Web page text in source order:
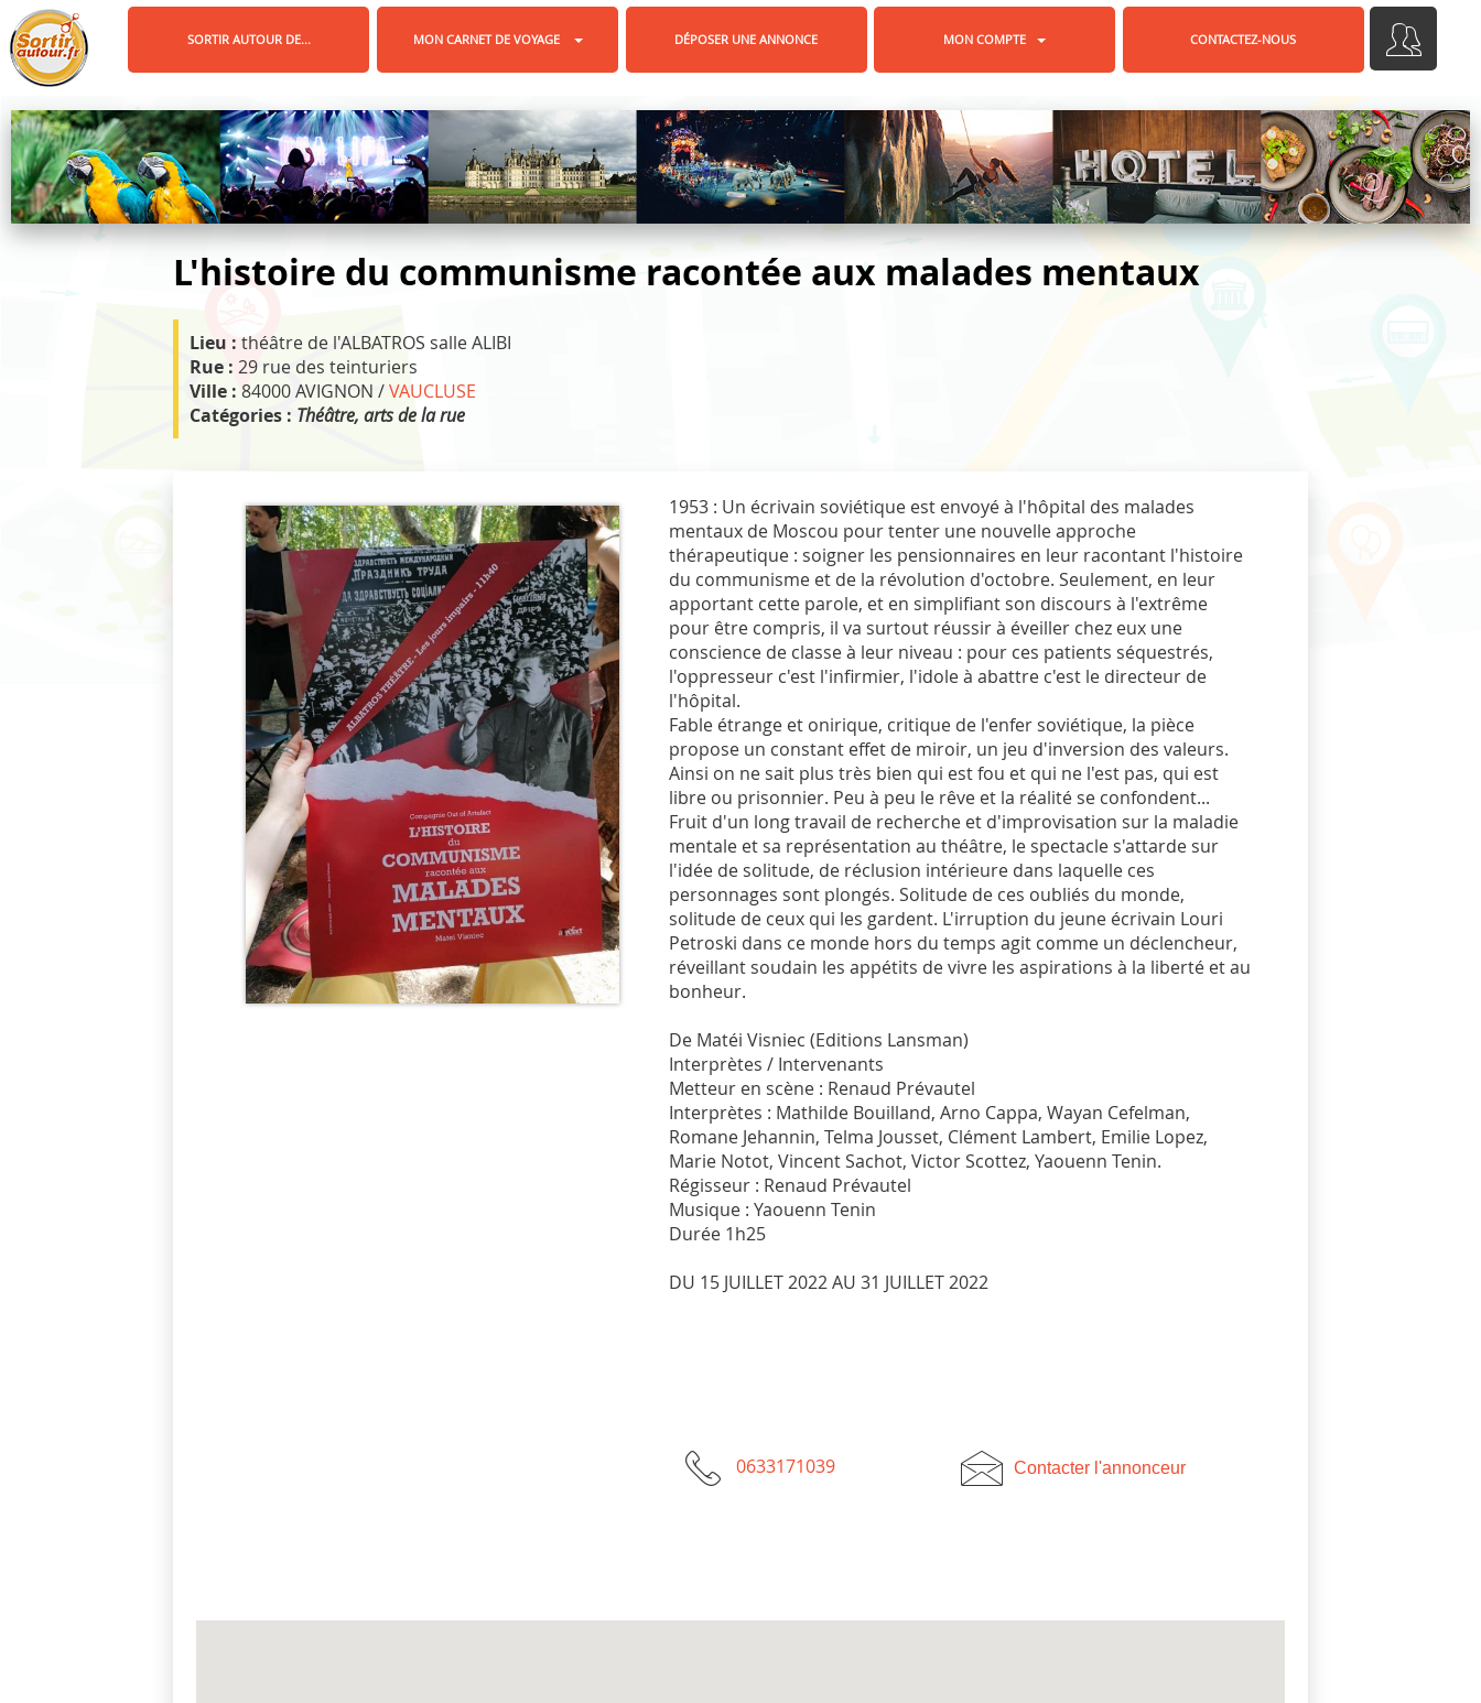
SORTIR AUTOUR DE... MON CARNET DE VOYAGE DÉPOSER UNE ANNONCE MON COMPTE CONTACTEZ-NOUS
L'histoire du communisme racontée aux malades mentaux
Lieu :théâtre de l'ALBATROS salle ALIBI
Rue :29 rue des teinturiers
Ville :84000 AVIGNON /VAUCLUSE
Catégories : Théâtre, arts de la rue
1953 : Un écrivain soviétique est envoyé à l'hôpital des malades
mentaux de Moscou pour tenter une nouvelle approche
thérapeutique : soigner les pensionnaires en leur racontant l'histoire
du communisme et de la révolution d'octobre. Seulement, en leur
apportant cette parole, et en simplifiant son discours à l'extrême
pour être compris, il va surtout réussir à éveiller chez eux une
conscience de classe à leur niveau : pour ces patients séquestrés,
l'oppresseur c'est l'infirmier, l'idole à abattre c'est le directeur de
l'hôpital.
Fable étrange et onirique, critique de l'enfer soviétique, la pièce
propose un constant effet de miroir, un jeu d'inversion des valeurs.
Ainsi on ne sait plus très bien qui est fou et qui ne l'est pas, qui est
libre ou prisonnier. Peu à peu le rêve et la réalité se confondent...
Fruit d'un long travail de recherche et d'improvisation sur la maladie
mentale et sa représentation au théâtre, le spectacle s'attarde sur
l'idée de solitude, de réclusion intérieure dans laquelle ces
personnages sont plongés. Solitude de ces oubliés du monde,
solitude de ceux qui les gardent. L'irruption du jeune écrivain Louri
Petroski dans ce monde hors du temps agit comme un déclencheur,
réveillant soudain les appétits de vivre les aspirations à la liberté et au
bonheur.
De Matéi Visniec (Editions Lansman)
Interprètes / Intervenants
Metteur en scène : Renaud Prévautel
Interprètes : Mathilde Bouilland, Arno Cappa, Wayan Cefelman,
Romane Jehannin, Telma Jousset, Clément Lambert, Emilie Lopez,
Marie Notot, Vincent Sachot, Victor Scottez, Yaouenn Tenin.
Régisseur : Renaud Prévautel
Musique : Yaouenn Tenin
Durée 1h25
DU 15 JUILLET 2022 AU 31 JUILLET 2022
0633171039 Contacter l'annonceur
Panneau de gestion des cookies